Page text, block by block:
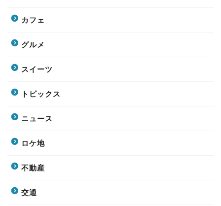
カフェ
グルメ
スイーツ
トピックス
ニュース
ロケ地
不動産
交通